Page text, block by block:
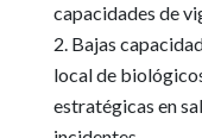
capacidades de
Bajas
local de
estratégicas en